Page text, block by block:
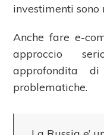
investimenti sono
Anche fare e-
approccio
approfondita
problematiche.